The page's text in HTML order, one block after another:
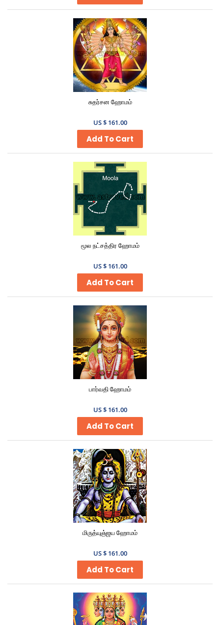
சுதர்சன ஹோமம்
US $ 161.00
Add To Cart
மூல நட்சத்திர ஹோமம்
US $ 161.00
பார்வதி ஹோமம்
US $ 161.00
Add To Cart
மிருத்யுஞ்ஜய ஹோமம்
US $ 161.00
Add To Cart